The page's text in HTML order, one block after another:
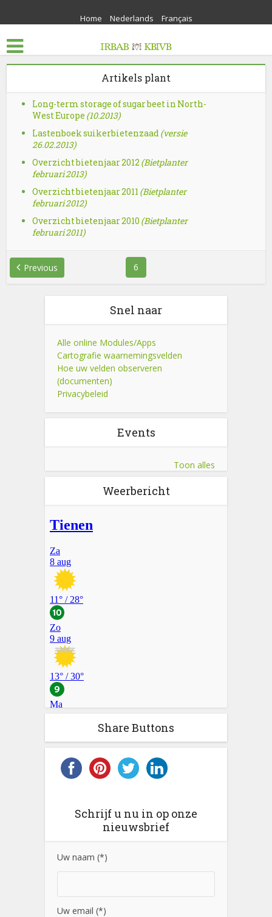
Home Nederlands Français
Artikels plant
Long-term storage of sugar beet in North-
West Europe (10.2013)
Lastenboek suikerbietenzaad(versie
26.02.2013)
Overzicht bietenjaar 2012 (Bietplanter
februari 2013)
Overzicht bietenjaar 2011 (Bietplanter
februari 2012)
Overzicht bietenjaar 2010 (Bietplanter
februari 2011)
Previous 6
Snel naar
Alle online Modules/Apps
Cartografie waarnemingsvelden
Hoe uw velden observeren
(documenten)
Privacybeleid
Events
Toon alles
Weerbericht
Share Buttons
Schrijf u nu in op onze
nieuwsbrief
Uw naam (*)
Uw email (*)